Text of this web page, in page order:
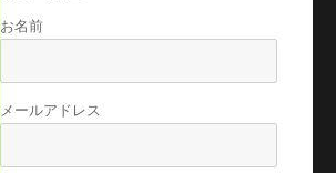
お名前
メールアドレス